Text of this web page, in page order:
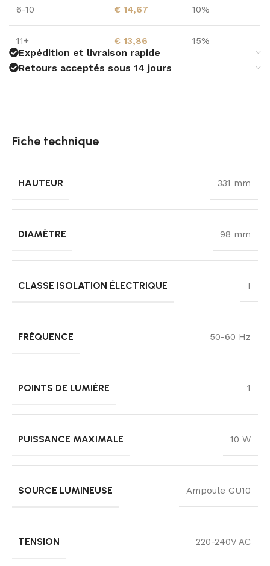
6-10 € 14,67 10%
11+ € 13,86 15%
Expédition et livraison rapide
Retours acceptés sous 14 jours
Fiche technique
HAUTEUR 331 mm
DIAMÈTRE 98 mm
CLASSE ISOLATION ÉLECTRIQUE I
FRÉQUENCE 50-60 Hz
POINTS DE LUMIÈRE 1
PUISSANCE MAXIMALE 10 W
SOURCE LUMINEUSE Ampoule GU10
TENSION 220-240V AC